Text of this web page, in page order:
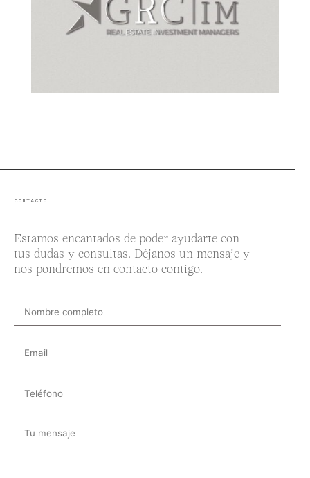
CONTACTO
Estamos encantados de poder ayudarte con
tus dudas y consultas. Déjanos un mensaje y
nos pondremos en contacto contigo.